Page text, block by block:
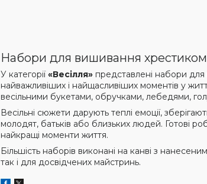
Набори для вишивання хрестиком
У категорії«Весілля» представлені набори
найважливіших і найщасливіших моментів у
весільними букетами, обручками, лебедями,
Весільні сюжети дарують теплі емоції,
молодят, батьків або близьких людей. Готові
найкращі моменти життя.
Більшість наборів виконані на канві з
так і для досвідчених майстринь.